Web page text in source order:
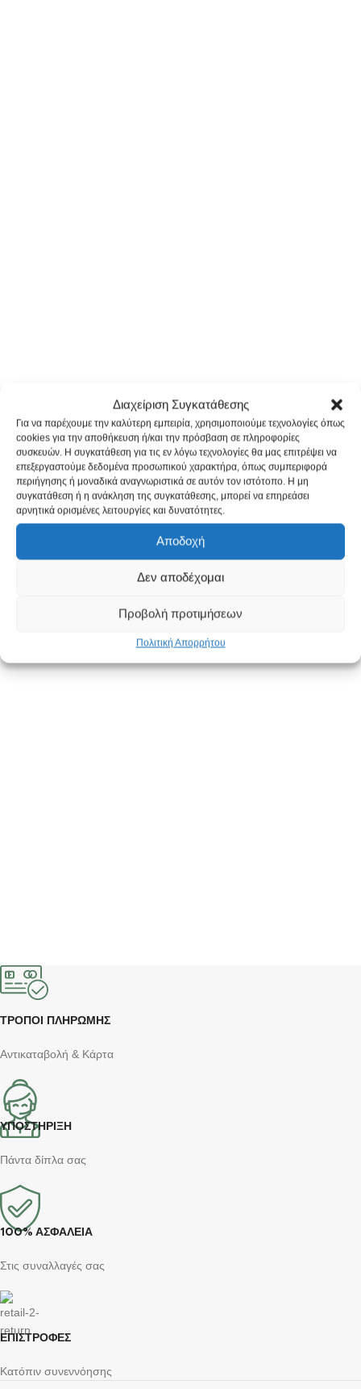
Διαχείριση Συγκατάθεσης
Για να παρέχουμε την καλύτερη εμπειρία, χρησιμοποιούμε τεχνολογίες όπως
cookies για την αποθήκευση ή/και την πρόσβαση σε πληροφορίες
συσκευών. Η συγκατάθεση για τις εν λόγω τεχνολογίες θα μας επιτρέψει να
επεξεργαστούμε δεδομένα προσωπικού χαρακτήρα, όπως συμπεριφορά
περιήγησης ή μοναδικά αναγνωριστικά σε αυτόν τον ιστότοπο. Η μη
συγκατάθεση ή η ανάκληση της συγκατάθεσης, μπορεί να επηρεάσει
αρνητικά ορισμένες λειτουργίες και δυνατότητες.
Αποδοχή
Δεν αποδέχομαι
Προβολή προτιμήσεων
Πολιτική Απορρήτου
ΤΡΟΠΟΙ ΠΛΗΡΩΜΗΣ
Αντικαταβολή & Κάρτα
ΥΠΟΣΤΗΡΙΞΗ
Πάντα δίπλα σας
100% ΑΣΦΑΛΕΙΑ
Στις συναλλαγές σας
ΕΠΙΣΤΡΟΦΕΣ
Κατόπιν συνεννόησης